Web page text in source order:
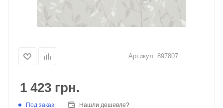
Артикул: 897807
1 423 грн.
Под заказ Нашли дешевле?